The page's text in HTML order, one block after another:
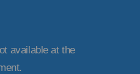
available at the